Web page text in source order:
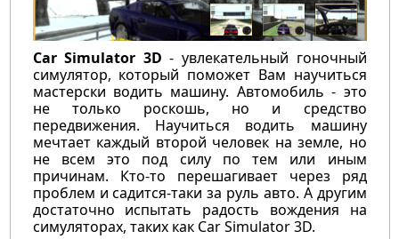
Car Simulator 3D - увлекательный гоночный
симулятор, который поможет Вам научиться
мастерски водить машину. Автомобиль - это
не только роскошь, но и средство
передвижения. Научиться водить машину
мечтает каждый второй человек на земле, но
не всем это под силу по тем или иным
причинам. Кто-то перешагивает через ряд
проблем и садится-таки за руль авто. А другим
достаточно испытать радость вождения на
симуляторах, таких как Car Simulator 3D.